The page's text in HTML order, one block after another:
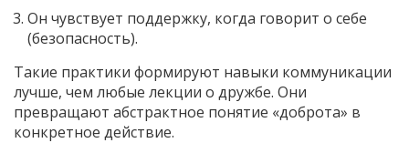
Он чувствует поддержку, когда говорит о себе
(безопасность).
Такие практики формируют навыки коммуникации
лучше, чем любые лекции о дружбе. Они
превращают абстрактное понятие «доброта» в
конкретное действие.